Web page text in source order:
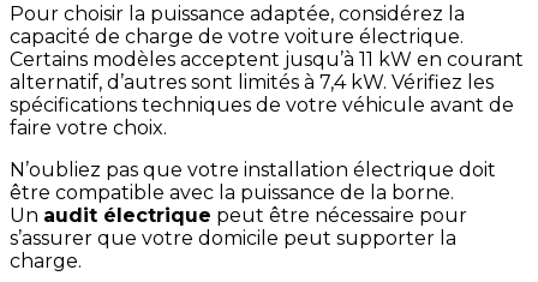
Pour choisir la puissance adaptée, considérez la
capacité de charge de votre voiture électrique.
Certains modèles acceptent jusqu’à 11 kW en courant
alternatif, d’autres sont limités à 7,4 kW. Vérifiez les
spécifications techniques de votre véhicule avant de
faire votre choix.
N’oubliez pas que votre installation électrique doit
être compatible avec la puissance de la borne.
Un audit électrique peut être nécessaire pour
s’assurer que votre domicile peut supporter la
charge.